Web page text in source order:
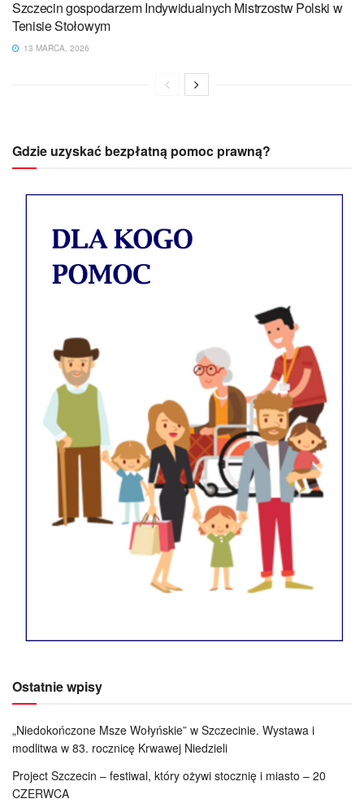
Szczecin gospodarzem Indywidualnych Mistrzostw Polski w
Tenisie Stołowym
13 MARCA, 2026
Gdzie uzyskać bezpłatną pomoc prawną?
Ostatnie wpisy
„Niedokończone Msze Wołyńskie” w Szczecinie. Wystawa i
modlitwa w 83. rocznicę Krwawej Niedzieli
Project Szczecin – festiwal, który ożywi stocznię i miasto – 20
CZERWCA